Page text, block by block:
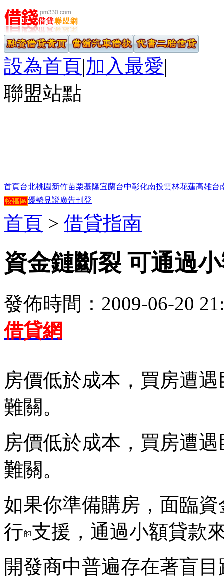
設為首頁|加入最愛|
聯盟站點
首頁台北桃園 新竹苗栗基隆宜蘭台中彰化南投雲林花蓮高雄台
優勢見證廣告刊登
首頁 > 借貸指南
資金鏈斷裂 可通過
發佈時間：2009-06-20
借貸網
房價低於成本，買房遭
難關。
房價低於成本，買房遭
難關。
如果你準備購房，面臨
行 支援，通過小額貸款
開發商中普遍存在著盲目